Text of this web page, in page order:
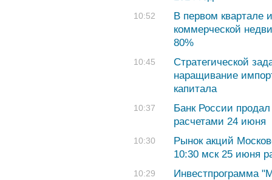
10:52
В первом квартале
коммерческой
80%
10:45
Стратегической
наращивание
капитала
10:37
Банк России
расчетами 24 июня
10:30
Рынок акций
10:30 мск 25 июня
10:29
Инвестпрограмма